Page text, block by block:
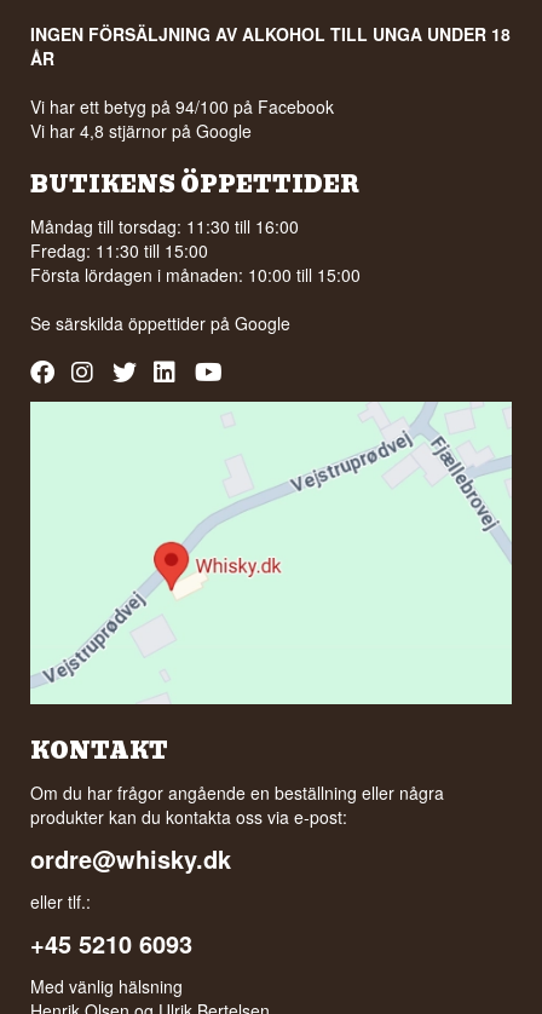
INGEN FÖRSÄLJNING AV ALKOHOL TILL UNGA UNDER 18
ÅR
Vi har ett betyg på 94/100 på Facebook
Vi har 4,8 stjärnor på Google
BUTIKENS ÖPPETTIDER
Måndag till torsdag: 11:30 till 16:00
Fredag: 11:30 till 15:00
Första lördagen i månaden: 10:00 till 15:00
Se särskilda öppettider påGoogle
KONTAKT
Om du har frågor angående en beställning eller några
produkter kan du kontakta oss via e-post:
ordre@whisky.dk
eller tlf.:
+45 5210 6093
Med vänlig hälsning